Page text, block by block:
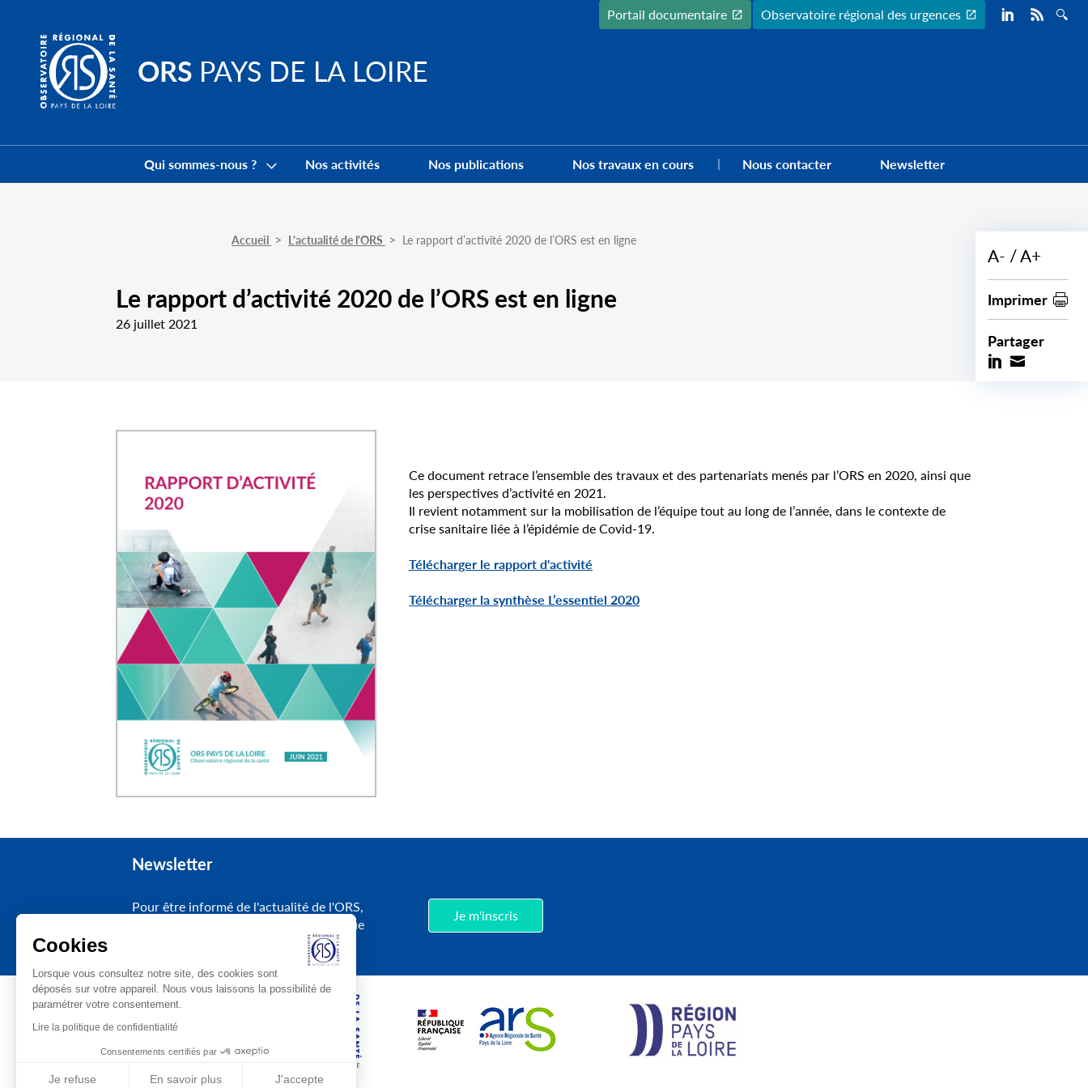
content
ORS PAYS DE LA LOIRE
Preheader
Portail documentaire Observatoire régional des urgences
Navigation
Qui sommes-nous ? Nos activités Nos publications Nos travaux en cours Nous contacter Newsletter
Accueil L'actualité de l'ORS Le rapport d’activité 2020 de l’ORS est en ligne
Le rapport d’activité 2020 de l’ORS est en ligne
26 juillet 2021
A- A+
Imprimer
Partager
Ce document retrace l’ensemble des travaux et des partenariats menés par l’ORS en 2020, ainsi que
les perspectives d’activité en 2021.
Il revient notamment sur la mobilisation de l’équipe tout au long de l’année, dans le contexte de
crise sanitaire liée à l’épidémie de Covid-19.
Télécharger le rapport d'activité
Télécharger la synthèse L’essentiel 2020
Newsletter
Pour être informé de l'actualité de l'ORS,
inscrivez-vous à notre lettre électronique
Je m'inscris
Cookies
Lorsque vous consultez notre site, des cookies sont
déposés sur votre appareil. Nous vous laissons la possibilité de
paramétrer votre consentement.
Lire la politique de confidentialité
Consentements certifiés par
Je refuse En savoir plus J'accepte